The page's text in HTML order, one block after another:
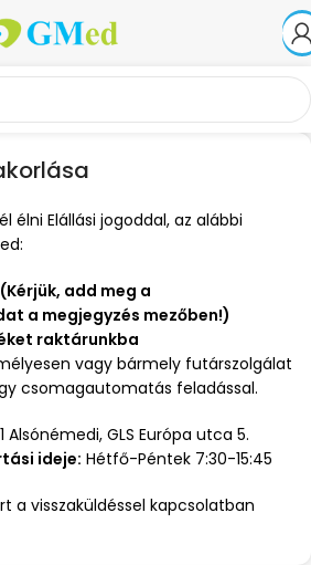
élni Elállási jogoddal, az alábbi
add meg a
a megjegyzés mezőben!)
raktárunkba
vagy bármely futárszolgálat
csomagautomatás feladással.
Alsónémedi, GLS Európa utca 5.
ideje: Hétfő-Péntek 7:30-15:45
a visszaküldéssel kapcsolatban